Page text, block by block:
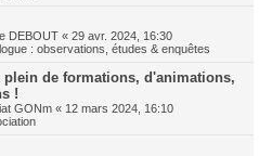
DEBOUT « 29 avr. 2024, 16:30
: observations, études & enquêtes
plein de formations, d'animations,
!
GONm « 12 mars 2024, 16:10